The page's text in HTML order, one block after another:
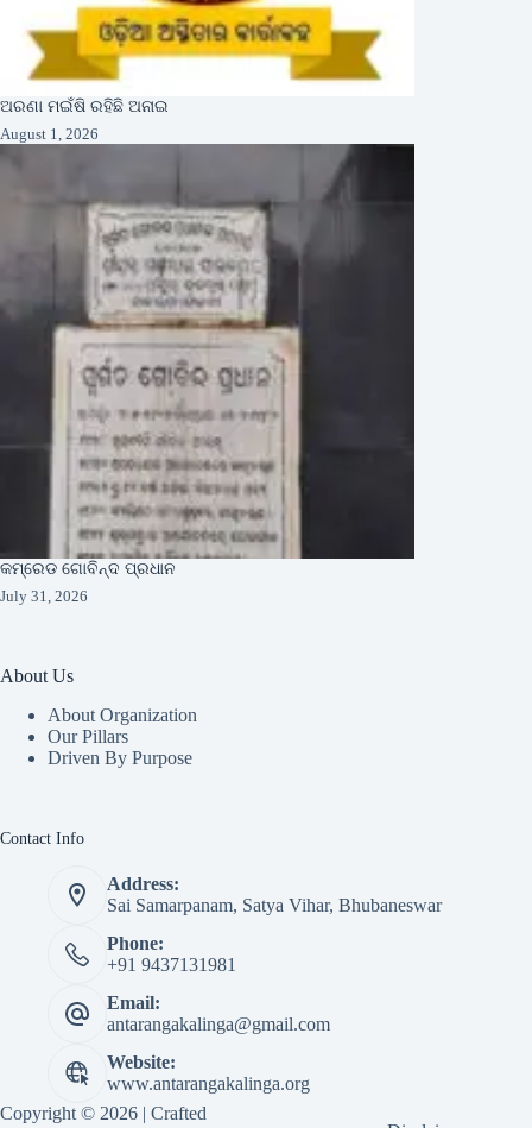
ଅରଣା ମଇଁଷି ରହିଛି ଅନାଇ
August 1, 2026
କମ୍ରେଡ ଗୋବିନ୍ଦ ପ୍ରଧାନ
July 31, 2026
About Us
About Organization
Our Pillars
Driven By Purpose​
Contact Info
Address:
Sai Samarpanam, Satya Vihar, Bhubaneswar
Phone:
+91 9437131981
Email:
antarangakalinga@gmail.com
Website:
www.antarangakalinga.org
Copyright © 2026 | Crafted